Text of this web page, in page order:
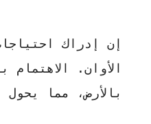
إن إدراك
الأوان.
الاهتمام
بالأرض، مما